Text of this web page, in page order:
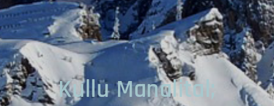
Kullu Manalital;